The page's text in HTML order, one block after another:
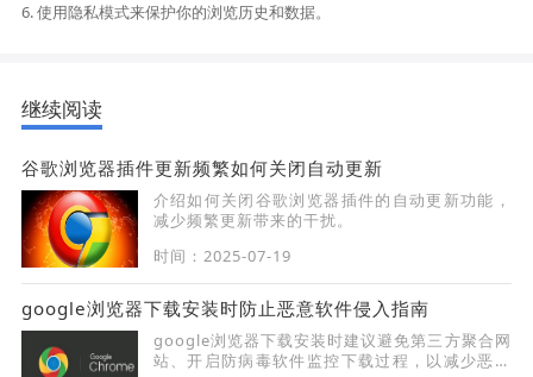
6. 使用隐私模式来保护你的浏览历史和数据。
继续阅读
谷歌浏览器插件更新频繁如何关闭自动更新
介绍如何关闭谷歌浏览器插件的自动更新功能，
减少频繁更新带来的干扰。
时间：2025-07-19
google浏览器下载安装时防止恶意软件侵入指南
google浏览器下载安装时建议避免第三方聚合网
站、开启防病毒软件监控下载过程，以减少恶意